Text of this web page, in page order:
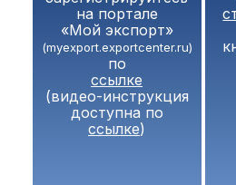
на портале
«Мой экспорт»
(myexport.exportcenter.ru)
по
ссылке
(видео-инструкция
доступна по
ссылке)